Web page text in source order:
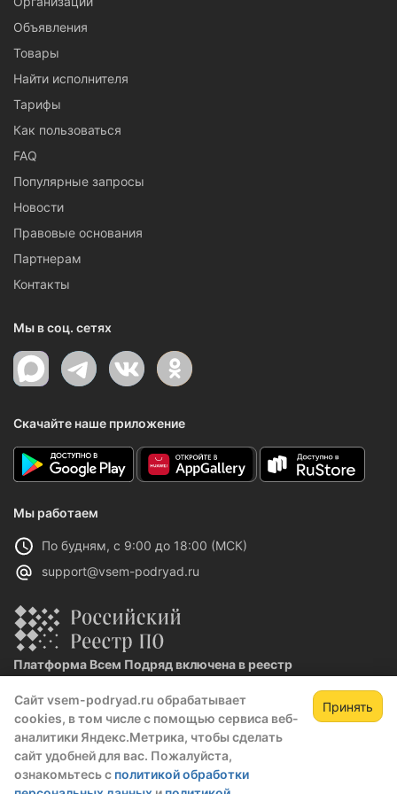
Сайт vsem-podryad.ru обрабатывает
cookies, в том числе с помощью сервиса веб-
аналитики Яндекс.Метрика, чтобы сделать
сайт удобней для вас. Пожалуйста,
ознакомьтесь с политикой обработки
Принять
Объявления
Товары
Найти исполнителя
Тарифы
Как пользоваться
FAQ
Популярные запросы
Новости
Правовые основания
Партнерам
Контакты
Мы в соц. сетях
Скачайте наше приложение
Мы работаем
По будням, с 9:00 до 18:00 (МСК)
support@vsem-podryad.ru
Платформа Всем Подряд включена в реестр
Реестровая запись №32021 от 06.02.2026
Политика конфиденциальности